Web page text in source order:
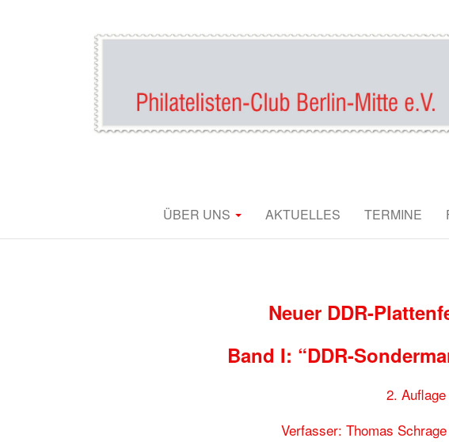
ÜBER UNS AKTUELLES TERMINE
Neuer DDR-
Band I: “DDR-
2. Auflage
Verfasser: Thomas